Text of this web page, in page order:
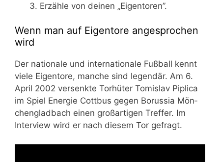
Erzäh­le von dei­nen „Eigen­to­ren”.
Wenn man auf Eigentore angesprochen
wird
Der natio­na­le und inter­na­tio­na­le Fuß­ball kennt
vie­le Eigen­to­re, man­che sind legen­där. Am 6.
April 2002 ver­senk­te Tor­hü­ter Tomis­lav Pipli­ca
im Spiel Ener­gie Cott­bus gegen Borus­sia Mön­
chen­glad­bach einen groß­ar­ti­gen Tref­fer. Im
Inter­view wird er nach die­sem Tor gefragt.